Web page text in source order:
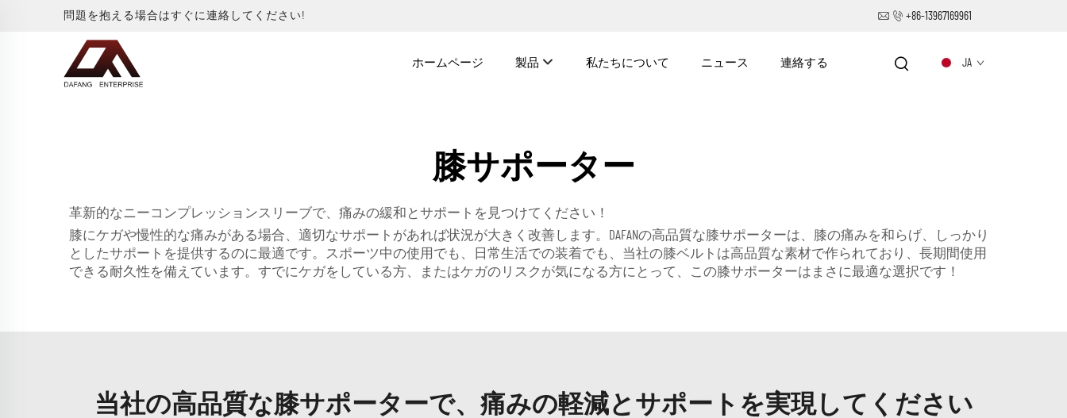
問題を抱える場合はすぐに連絡してください! +86-13967169961
ホームページ 製品 私たちについて ニュース 連絡する JA
膝サポーター
革新的なニーコンプレッションスリーブで、痛みの緩和とサポートを見つけてください！
膝にケガや慢性的な痛みがある場合、適切なサポートがあれば状況が大きく改善します。DAFANの高品質な膝サポーターは、膝の痛みを和らげ、しっかり
としたサポートを提供するのに最適です。スポーツ中の使用でも、日常生活での装着でも、当社の膝ベルトは高品質な素材で作られており、長期間使用
できる耐久性を備えています。すでにケガをしている方、またはケガのリスクが気になる方にとって、この膝サポーターはまさに最適な選択です！
当社の高品質な膝サポーターで、痛みの軽減とサポートを実現してください